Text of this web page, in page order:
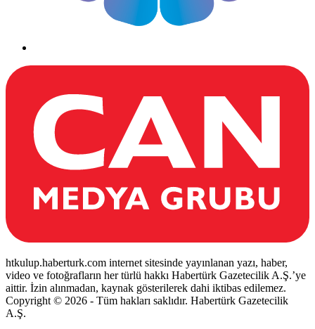
htkulup.haberturk.com internet sitesinde yayınlanan yazı, haber,
video ve fotoğrafların her türlü hakkı Habertürk Gazetecilik A.Ş.’ye
aittir. İzin alınmadan, kaynak gösterilerek dahi iktibas edilemez.
Copyright © 2026 - Tüm hakları saklıdır. Habertürk Gazetecilik
A.Ş.